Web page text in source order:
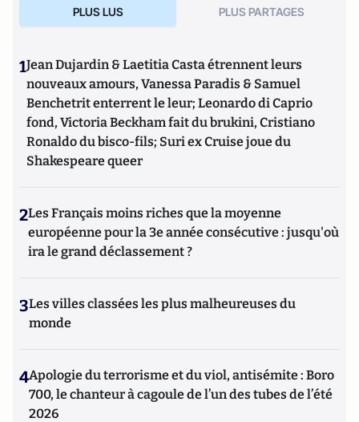
PLUS LUS PLUS PARTAGES
1Jean Dujardin & Laetitia Casta étrennent leurs
nouveaux amours, Vanessa Paradis & Samuel
Benchetrit enterrent le leur; Leonardo di Caprio
fond, Victoria Beckham fait du brukini, Cristiano
Ronaldo du bisco-fils; Suri ex Cruise joue du
Shakespeare queer
2Les Français moins riches que la moyenne
européenne pour la 3e année consécutive : jusqu'où
ira le grand déclassement ?
3Les villes classées les plus malheureuses du
monde
4Apologie du terrorisme et du viol, antisémite : Boro
700, le chanteur à cagoule de l’un des tubes de l’été
2026